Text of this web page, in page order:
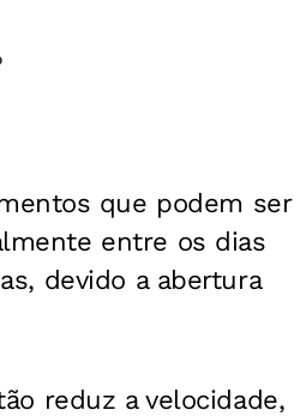
que podem ser
entre os dias
devido a abertura
reduz a velocidade,